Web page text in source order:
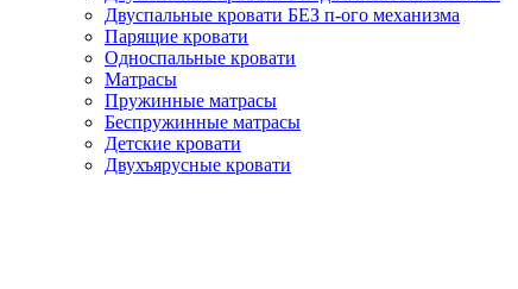
Двуспальные кровати БЕЗ п-ого механизма
Парящие кровати
Односпальные кровати
Матрасы
Пружинные матрасы
Беспружинные матрасы
Детские кровати
Двухъярусные кровати